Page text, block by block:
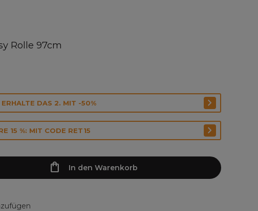
Rolle 97cm
DAS 2. MIT -50%
15 %: MIT CODE RET15
In den Warenkorb